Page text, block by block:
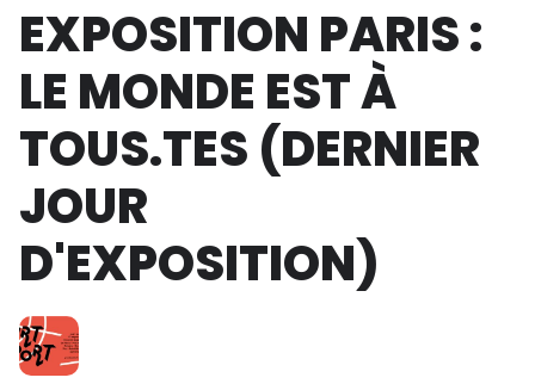
EXPOSITION PARIS :
LE MONDE EST À
TOUS.TES (DERNIER
JOUR
D'EXPOSITION)